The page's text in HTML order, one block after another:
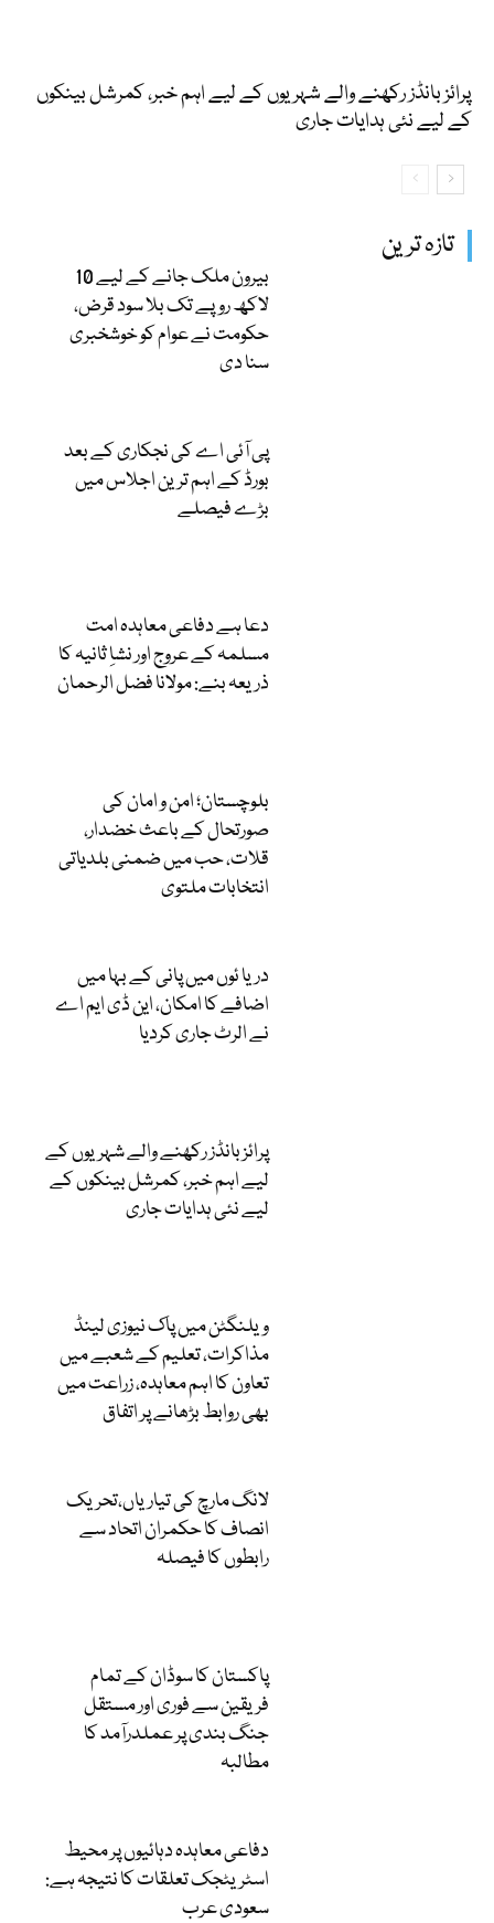
تازہ ترین
بیرون ملک جانے کے لیے 10
لاکھ روپے تک بلا سود قرض،
حکومت نے عوام کو خوشخبری
سنا دی
پی آئی اے کی نجکاری کے بعد
بورڈ کے اہم ترین اجلاس میں
بڑے فیصلے
دعا ہے دفاعی معاہدہ امت
مسلمہ کے عروج اور نشاِ ثانیہ کا
ذریعہ بنے: مولانا فضل الرحمان
بلوچستان؛ امن و امان کی
صورتحال کے باعث خضدار،
قلات، حب میں ضمنی بلدیاتی
انتخابات ملتوی
دریا ئوں میں پانی کے بہا میں
اضافے کا امکان، این ڈی ایم اے
نے الرٹ جاری کردیا
پرائز بانڈز رکھنے والے شہریوں کے
لیے اہم خبر، کمرشل بینکوں کے
لیے نئی ہدایات جاری
ویلنگٹن میں پاک نیوزی لینڈ
مذاکرات، تعلیم کے شعبے میں
تعاون کا اہم معاہدہ، زراعت میں
بھی روابط بڑھانے پر اتفاق
لانگ مارچ کی تیاریاں،تحریک
انصاف کا حکمران اتحاد سے
رابطوں کا فیصلہ
پاکستان کا سوڈان کے تمام
فریقین سے فوری اور مستقل
جنگ بندی پر عملدرآمد کا
مطالبہ
دفاعی معاہدہ دہائیوں پر محیط
اسٹریٹجک تعلقات کا نتیجہ ہے:
سعودی عرب
پرائز بانڈز رکھنے والے شہریوں کے لیے اہم خبر، کمرشل بینکوں
کے لیے نئی ہدایات جاری